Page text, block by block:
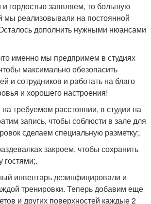
гордостью заявляем, то большую
мы реализовывали на постоянной
дополнить нужными нюансами
именно мы предпримем в студиях
максимально обезопасить
и сотрудников и работать на благо
и хорошего настроения!
требуемом расстоянии, в студии на
запись, чтобы соблюсти в зале для
сделаем специальную разметку;.
закроем, чтобы сохранить
гостями;.
инвентарь дезинфицировали и
тренировки. Теперь добавим еще
и других поверхностей каждые 2